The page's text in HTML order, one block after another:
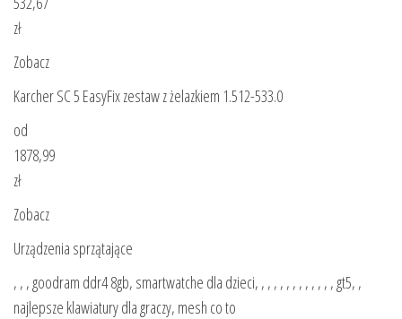
zł
Zobacz
Karcher SC 5 EasyFix zestaw z żelazkiem 1.512-533.0
od
1878,99
zł
Zobacz
Urządzenia sprzątające
, , , goodram ddr4 8gb, smartwatche dla dzieci, , , , , , , , , , , , , gt5, ,
najlepsze klawiatury dla graczy, mesh co to